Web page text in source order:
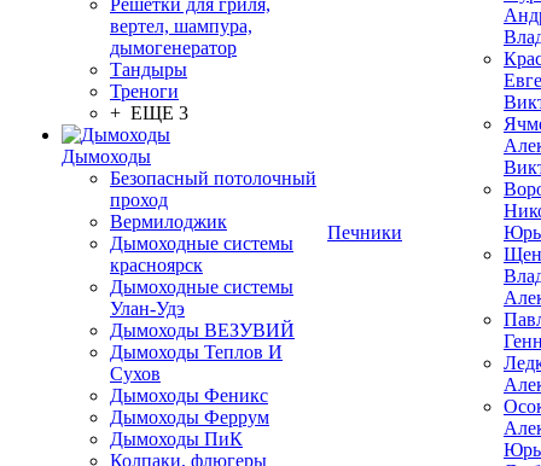
Решетки для гриля,
вертел, шампура,
дымогенератор
Тандыры
Треноги
+ ЕЩЕ 3
Дымоходы
Безопасный потолочный
проход
Вермилоджик
Дымоходные системы
красноярск
Дымоходные системы
Улан-Удэ
Дымоходы ВЕЗУВИЙ
Дымоходы Теплов И
Сухов
Дымоходы Феникс
Дымоходы Феррум
Дымоходы ПиК
Колпаки, флюгеры
Печники